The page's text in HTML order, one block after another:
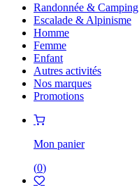
Randonnée & Camping
Escalade & Alpinisme
Homme
Femme
Enfant
Autres activités
Nos marques
Promotions
Mon panier
(0)